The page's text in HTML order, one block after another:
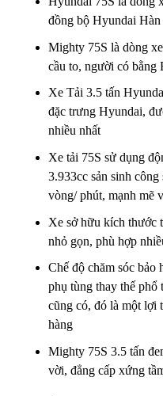
đồng bộ Hyundai
Mighty 75S là dòng
cầu to, người có bằng
Xe Tải 3.5 tấn
đặc trưng Hyundai,
nhiều nhất
Xe tải 75S sử dụng
3.933cc sản sinh
vòng/ phút, mạnh mẽ
Xe sở hữu kích thước
nhỏ gọn, phù hợp
Chế độ chăm sóc bảo
phụ tùng thay thế phổ
cũng có, đó là một lợi
hàng
Mighty 75S 3.5 tấn
vời, đẳng cấp xứng